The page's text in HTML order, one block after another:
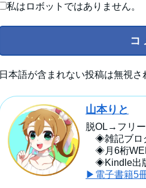
私はロボットではありません。
日本語が含まれない投稿は無視
山本りと
脱OL→フリー
◈雑記ブロ
◈月6桁
◈Kindle出
▶電子書籍5